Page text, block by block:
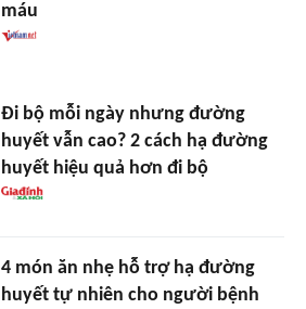
máu
Đi bộ mỗi ngày nhưng đường
huyết vẫn cao? 2 cách hạ đường
huyết hiệu quả hơn đi bộ
4 món ăn nhẹ hỗ trợ hạ đường
huyết tự nhiên cho người bệnh